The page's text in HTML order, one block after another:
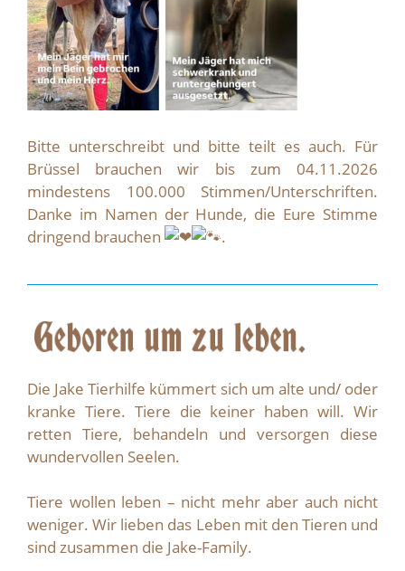
Bitte unterschreibt und bitte teilt es auch. Für
Brüssel brauchen wir bis zum 04.11.2026
mindestens 100.000 Stimmen/Unterschriften.
Danke im Namen der Hunde, die Eure Stimme
dringend brauchen
.
Die Jake Tierhilfe kümmert sich um alte und/ oder
kranke Tiere. Tiere die keiner haben will. Wir
retten Tiere, behandeln und versorgen diese
wundervollen Seelen.
Tiere wollen leben – nicht mehr aber auch nicht
weniger. Wir lieben das Leben mit den Tieren und
sind zusammen die Jake-Family.